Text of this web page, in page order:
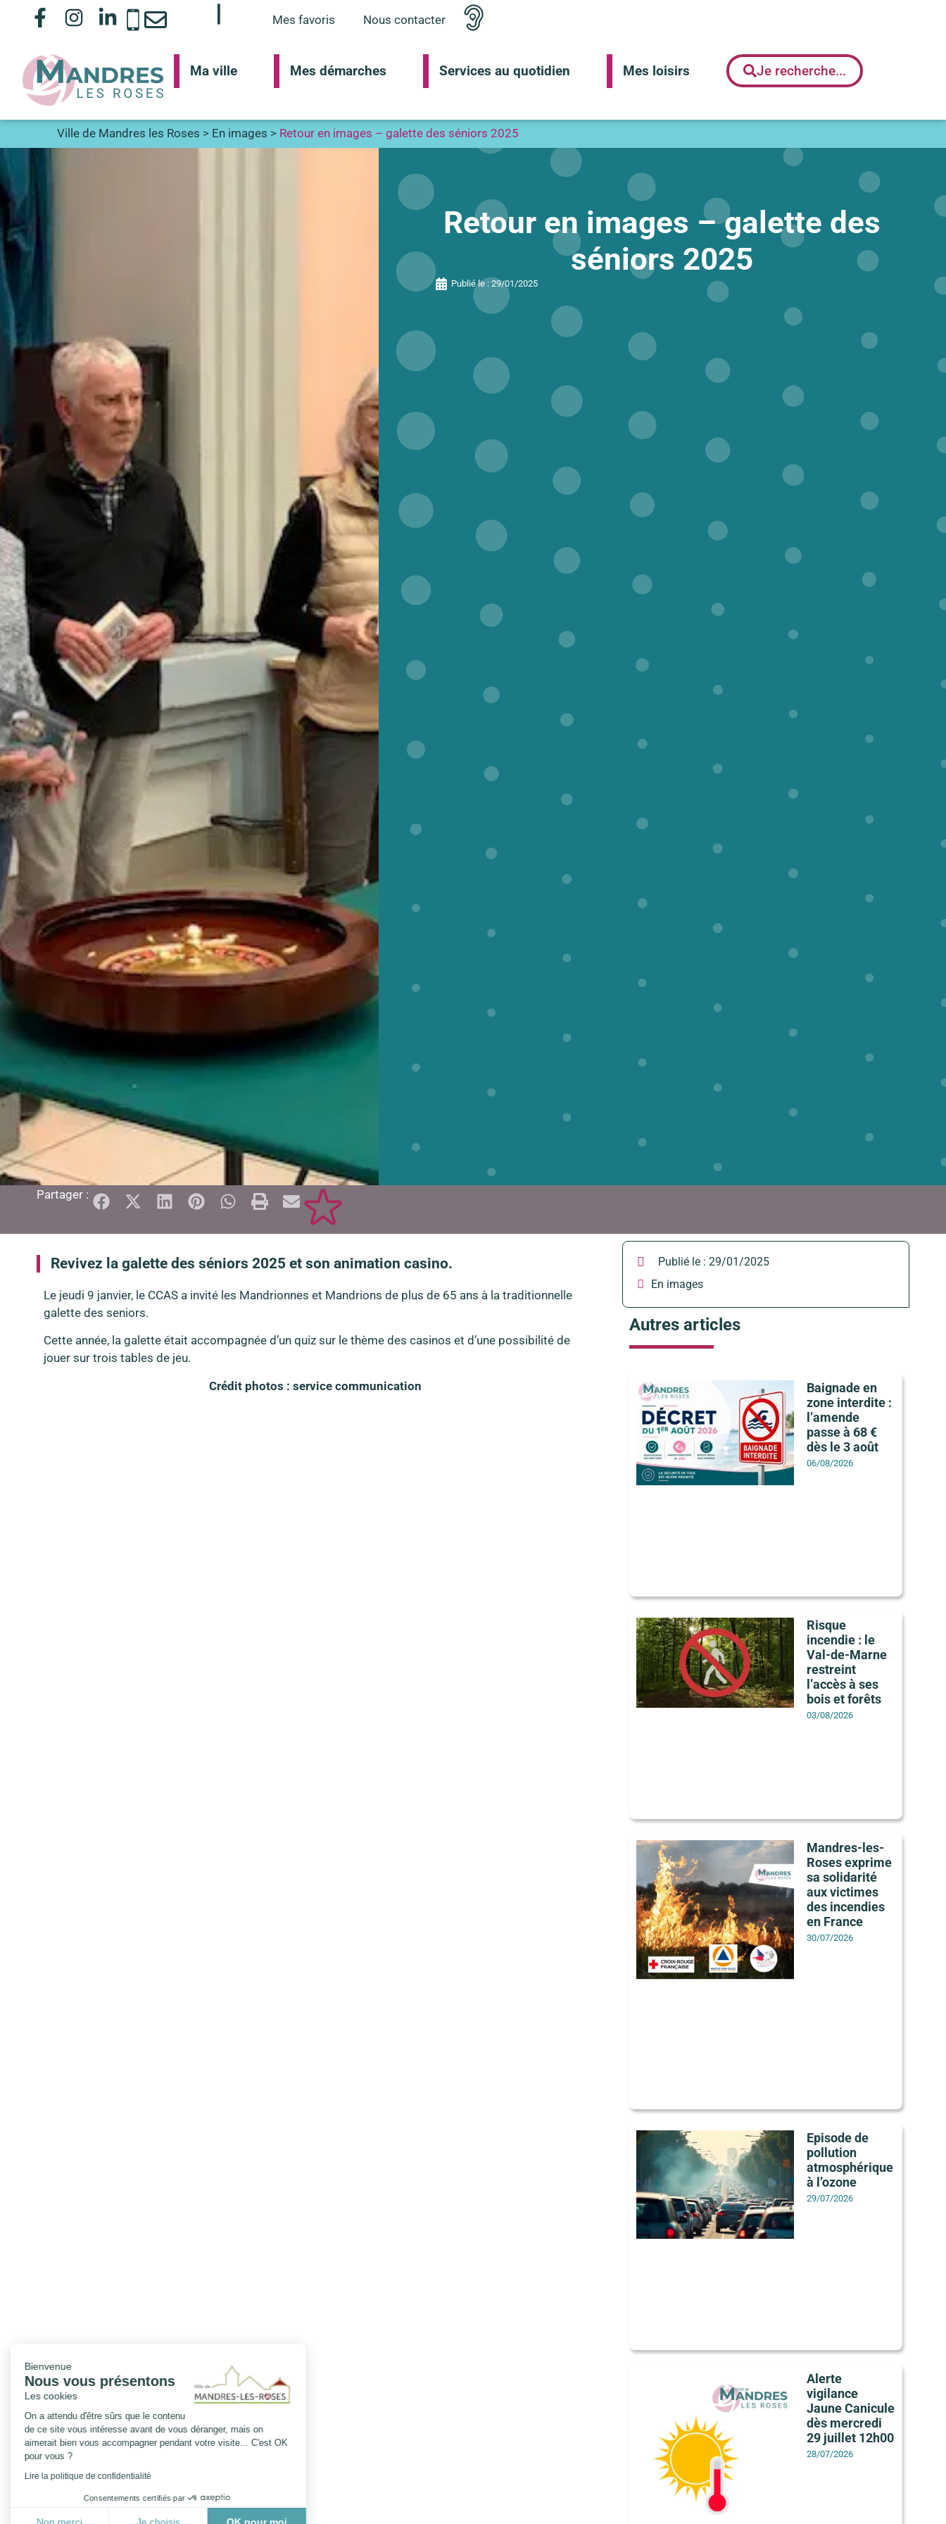
Bienvenue
Nous vous présentons
Les cookies
On a attendu d'être sûrs que le contenu
de ce site vous intéresse avant de vous déranger, mais on
aimerait bien vous accompagner pendant votre visite... C'est OK
pour vous ?
Lire la politique de confidentialité
Consentements certifiés par
Mes favoris Nous contacter
Ma ville Mes démarches Services au quotidien Mes loisirs Je recherche...
Ville de Mandres les Roses > En images > Retour en images – galette des séniors 2025
Retour en images – galette des
séniors 2025
Publié le : 29/01/2025
Partager :
Revivez la galette des séniors 2025 et son animation casino.
Le jeudi 9 janvier, le CCAS a invité les Mandrionnes et Mandrions de plus de 65 ans à la traditionnelle
galette des seniors.
Cette année, la galette était accompagnée d’un quiz sur le thème des casinos et d’une possibilité de
jouer sur trois tables de jeu.
Crédit photos : service communication
Publié le : 29/01/2025
En images
Autres articles
Baignade en
zone interdite :
l’amende
passe à 68 €
dès le 3 août
06/08/2026
Risque
incendie : le
Val-de-Marne
restreint
l’accès à ses
bois et forêts
03/08/2026
Mandres-les-
Roses exprime
sa solidarité
aux victimes
des incendies
en France
30/07/2026
Episode de
pollution
atmosphérique
à l’ozone
29/07/2026
Alerte
vigilance
Jaune Canicule
dès mercredi
29 juillet 12h00
28/07/2026